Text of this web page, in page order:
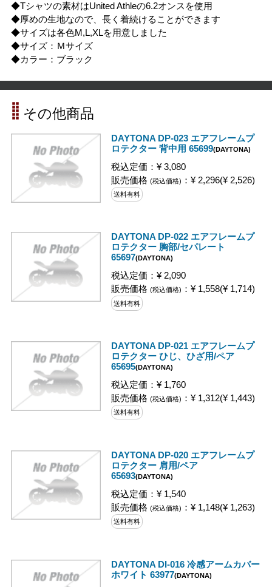
◆Tシャツの素材はUnited Athleの6.2オンスを使用
◆厚めの生地なので、長く着続けることができます
◆サイズは各色M,L,XLを用意しました
◆サイズ：Ｍサイズ
◆カラー：ブラック
その他商品
DAYTONA DP-023 エアフレームプ
ロテクター 背中用 65699(DAYTONA)
税込定価：¥ 3,080
販売価格 (税込価格) ：¥ 2,296(¥ 2,526)
送料有料
DAYTONA DP-022 エアフレームプ
ロテクター 胸部/セパレート
65697(DAYTONA)
税込定価：¥ 2,090
販売価格 (税込価格) ：¥ 1,558(¥ 1,714)
送料有料
DAYTONA DP-021 エアフレームプ
ロテクター ひじ、ひざ用/ペア
65695(DAYTONA)
税込定価：¥ 1,760
販売価格 (税込価格) ：¥ 1,312(¥ 1,443)
送料有料
DAYTONA DP-020 エアフレームプ
ロテクター 肩用/ペア
65693(DAYTONA)
税込定価：¥ 1,540
販売価格 (税込価格) ：¥ 1,148(¥ 1,263)
送料有料
DAYTONA DI-016 冷感アームカバー
ホワイト 63977(DAYTONA)